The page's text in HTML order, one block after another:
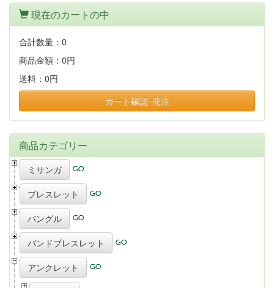
現在のカートの中
合計数量： 0
商品金額： 0円
送料： 0円
カート確認･発注
商品カテゴリー
ミサンガ
ブレスレット
バングル
バンドブレスレット
アンクレット